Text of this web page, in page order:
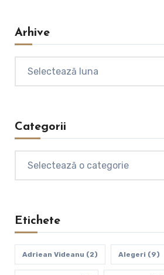
Arhive
Categorii
Etichete
Adriean Videanu (2) Alegeri (9)